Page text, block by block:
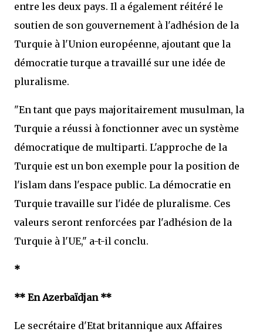
entre les deux pays. Il a également réitéré le
soutien de son gouvernement à l'adhésion de la
Turquie à l'Union européenne, ajoutant que la
démocratie turque a travaillé sur une idée de
pluralisme.
"En tant que pays majoritairement musulman, la
Turquie a réussi à fonctionner avec un système
démocratique de multiparti. L'approche de la
Turquie est un bon exemple pour la position de
l'islam dans l'espace public. La démocratie en
Turquie travaille sur l'idée de pluralisme. Ces
valeurs seront renforcées par l'adhésion de la
Turquie à l'UE," a-t-il conclu.
*
** En Azerbaïdjan **
Le secrétaire d'Etat britannique aux Affaires